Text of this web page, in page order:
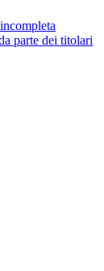
parte dei titolari